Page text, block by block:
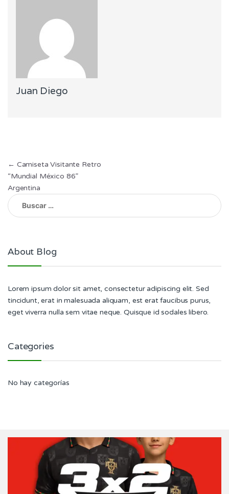
Juan Diego
Navegación
de
entradas
← Camiseta Visitante Retro
“Mundial México 86”
Argentina
Buscar:
About Blog
Lorem ipsum dolor sit amet, consectetur adipiscing elit. Sed
tincidunt, erat in malesuada aliquam, est erat faucibus purus,
eget viverra nulla sem vitae neque. Quisque id sodales libero.
Categories
No hay categorías